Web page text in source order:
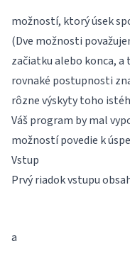
možností, ktorý úsek
(Dve možnosti
začiatku alebo konca, a
rovnaké postupnosti
rôzne výskyty toho
Váš program by mal
možností povedie k
Vstup
Prvý riadok vstupu
a